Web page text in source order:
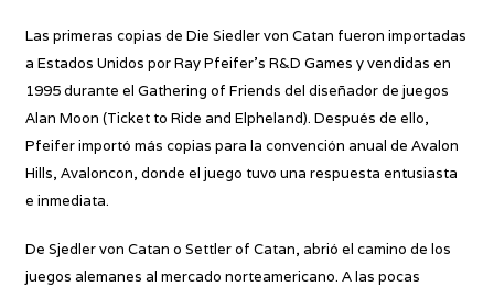
Las primeras copias de Die Siedler von Catan fueron importadas
a Estados Unidos por Ray Pfeifer’s R&D Games y vendidas en
1995 durante el Gathering of Friends del diseñador de juegos
Alan Moon (Ticket to Ride and Elpheland). Después de ello,
Pfeifer importó más copias para la convención anual de Avalon
Hills, Avaloncon, donde el juego tuvo una respuesta entusiasta
e inmediata.
De Sjedler von Catan o Settler of Catan, abrió el camino de los
juegos alemanes al mercado norteamericano. A las pocas